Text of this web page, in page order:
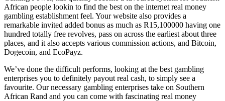
African people lookin to find the best on the internet real money
gambling establishment feel. Your website also provides a
remarkable invited added bonus as much as R15,100000 having one
hundred totally free revolves, pass on across the earliest about three
places, and it also accepts various commission actions, and Bitcoin,
Dogecoin, and EcoPayz.
We’ve done the difficult performs, looking at the best gambling
enterprises you to definitely payout real cash, to simply see a
favourite. Our necessary gambling enterprises take on Southern
African Rand and you can come with fascinating real money